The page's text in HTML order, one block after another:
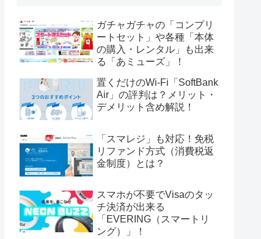
ガチャガチャの「コンプリ
ートセット」や各種「本体
の購入・レンタル」も出来
る「あミューズ」！
置くだけのWi-Fi「SoftBank
Air」の評判は？メリット・
デメリット含め解説！
「スマレジ」も対応！免税
リファンド方式（消費税返
金制度）とは？
スマホが不要でVisaのタッ
チ決済が出来る
「EVERING（スマートリ
ング）」！